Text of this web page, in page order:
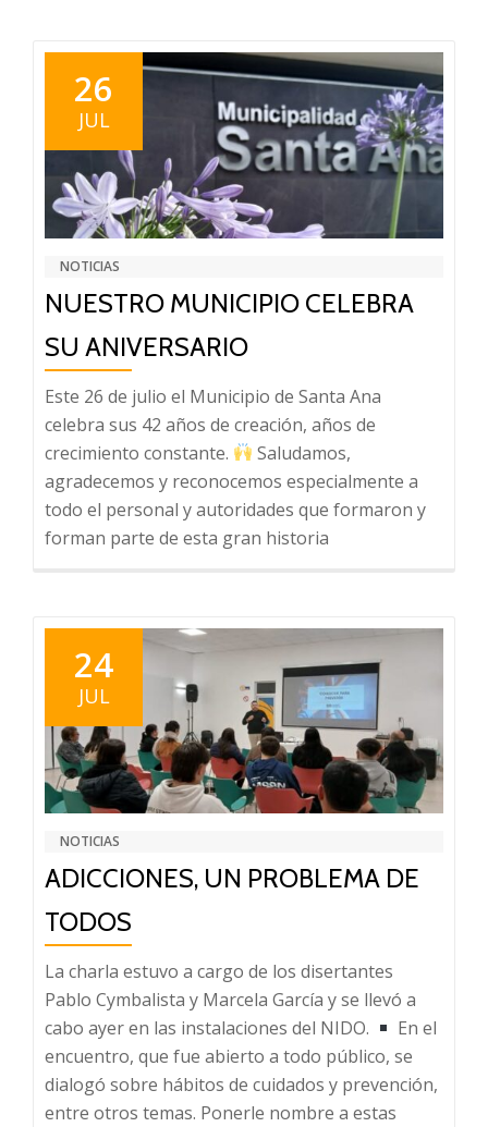
NACIONAL
SANDÍA
26
JUL
NOTICIAS
NUESTRO MUNICIPIO CELEBRA
SU ANIVERSARIO
Este 26 de julio el Municipio de Santa Ana
celebra sus 42 años de creación, años de
crecimiento constante.
Saludamos,
agradecemos y reconocemos especialmente a
todo el personal y autoridades que formaron y
forman parte de esta gran historia
24
JUL
NOTICIAS
ADICCIONES, UN PROBLEMA DE
TODOS
La charla estuvo a cargo de los disertantes
Pablo Cymbalista y Marcela García y se llevó a
cabo ayer en las instalaciones del NIDO.
En el
encuentro, que fue abierto a todo público, se
dialogó sobre hábitos de cuidados y prevención,
entre otros temas. Ponerle nombre a estas